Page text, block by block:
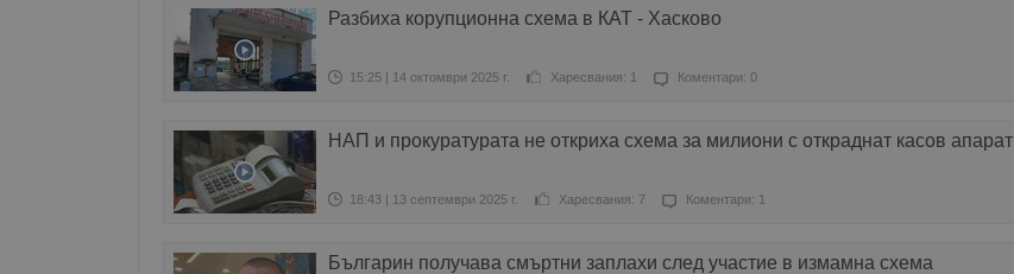
Разбиха корупционна схема в КАТ - Хасково
15:25 | 14 октомври 2025 г. Харесвания: 1 Коментари: 0
НАП и прокуратурата не откриха схема за милиони с откраднат касов апарат
18:43 | 13 септември 2025 г. Харесвания: 7 Коментари: 1
Българин получава смъртни заплахи след участие в измамна схема